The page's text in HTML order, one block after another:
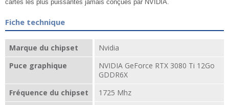
cartes les plus puissantes jamais conçues par NVIDIA.
Fiche technique
Marque du chipset
Nvidia
Puce graphique
NVIDIA GeForce RTX 3080 Ti 12Go
GDDR6X
Fréquence du chipset
1725 Mhz